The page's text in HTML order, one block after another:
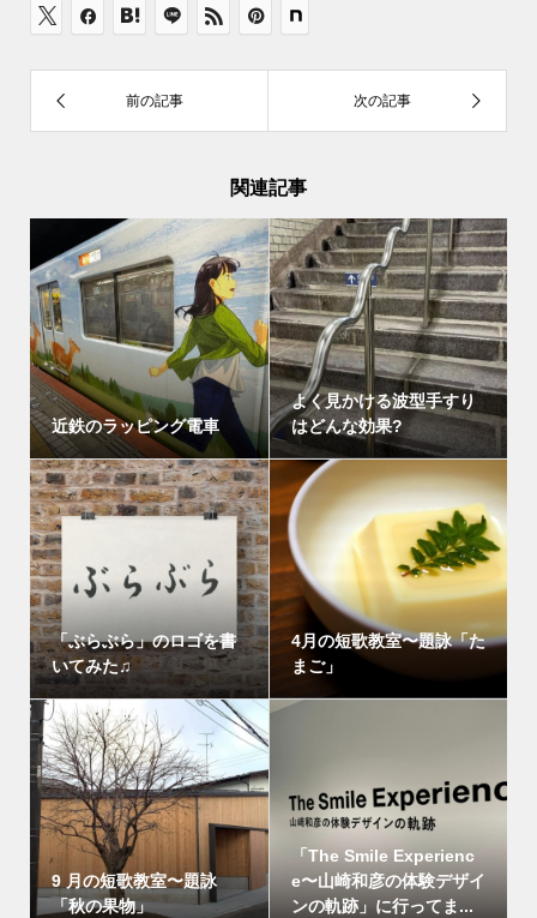
関連記事
近鉄のラッピング電車
よく見かける波型手すり
はどんな効果?
「ぶらぶら」のロゴを書
いてみた♫
4月の短歌教室〜題詠「た
まご」
9 月の短歌教室〜題詠
「秋の果物」
「The Smile Experienc
e〜山崎和彦の体験デザイ
ンの軌跡」に行ってま...